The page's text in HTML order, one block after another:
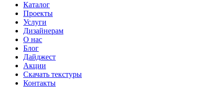
Каталог
Проекты
Услуги
Дизайнерам
О нас
Блог
Дайджест
Акции
Скачать текстуры
Контакты